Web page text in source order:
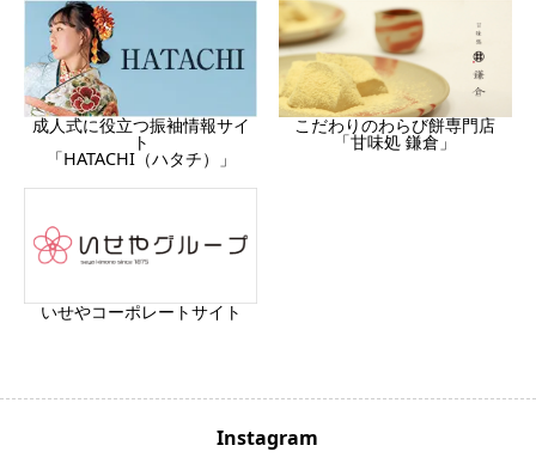
成人式に役立つ振袖情報サイ
ト
「HATACHI（ハタチ）」
こだわりのわらび餅専門店
「甘味処 鎌倉」
いせやコーポレートサイト
Instagram